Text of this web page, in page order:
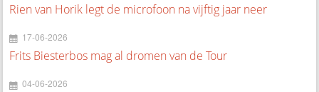
Rien van Horik legt de microfoon na vijftig jaar neer
17-06-2026
Frits Biesterbos mag al dromen van de Tour
04-06-2026